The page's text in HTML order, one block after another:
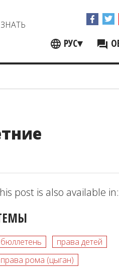
РУС▾
post is also available in:
бюллетень
права детей
права рома (цыган)